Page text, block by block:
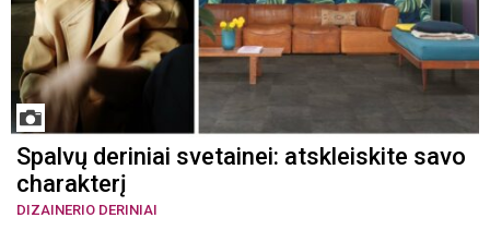
Spalvų deriniai svetainei: atskleiskite savo
charakterį
DIZAINERIO DERINIAI